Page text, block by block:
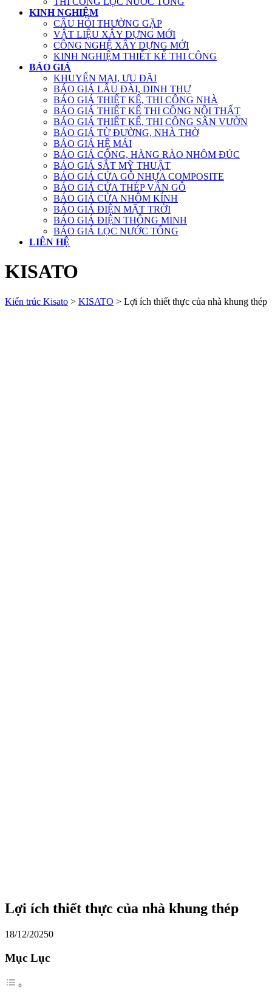
KINH NGHIỆM
CÂU HỎI THƯỜNG GẶP
VẬT LIỆU XÂY DỰNG MỚI
CÔNG NGHỆ XÂY DỰNG MỚI
KINH NGHIỆM THIẾT KẾ THI CÔNG
BÁO GIÁ
KHUYẾN MẠI, ƯU ĐÃI
BÁO GIÁ LÂU ĐÀI, DINH THỰ
BÁO GIÁ THIẾT KẾ, THI CÔNG NHÀ
BÁO GIÁ THIẾT KẾ THI CÔNG NỘI THẤT
BÁO GIÁ THIẾT KẾ, THI CÔNG SÂN VƯỜN
BÁO GIÁ TỪ ĐƯỜNG, NHÀ THỜ
BÁO GIÁ HỆ MÁI
BÁO GIÁ CỔNG, HÀNG RÀO NHÔM ĐÚC
BÁO GIÁ SẮT MỸ THUẬT
BÁO GIÁ CỬA GỖ NHỰA COMPOSITE
BÁO GIÁ CỬA THÉP VÂN GỖ
BÁO GIÁ CỬA NHÔM KÍNH
BÁO GIÁ ĐIỆN MẶT TRỜI
BÁO GIÁ ĐIỆN THÔNG MINH
BÁO GIÁ LỌC NƯỚC TỔNG
LIÊN HỆ
KISATO
Kiến trúc Kisato > KISATO > Lợi ích thiết thực của nhà khung thép
Lợi ích thiết thực của nhà khung thép
18/12/20250
Mục Lục